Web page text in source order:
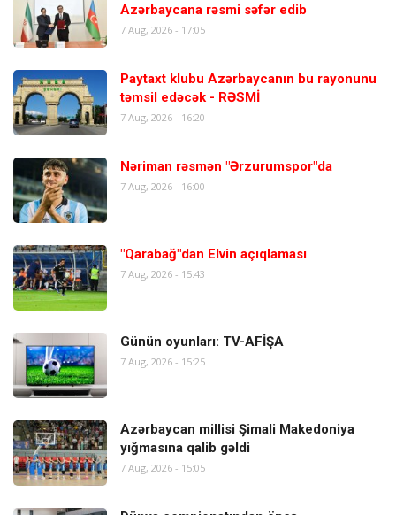
Azərbaycana rəsmi səfər edib
7 Aug, 2026 - 17:05
Paytaxt klubu Azərbaycanın bu rayonunu
təmsil edəcək - RƏSMİ
7 Aug, 2026 - 16:20
Nəriman rəsmən "Ərzurumspor"da
7 Aug, 2026 - 16:00
"Qarabağ"dan Elvin açıqlaması
7 Aug, 2026 - 15:43
Günün oyunları: TV-AFİŞA
7 Aug, 2026 - 15:25
Azərbaycan millisi Şimali Makedoniya
yığmasına qalib gəldi
7 Aug, 2026 - 15:05